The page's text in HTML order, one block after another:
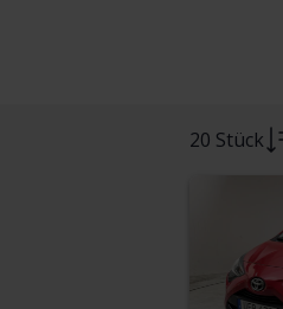
20 Stück